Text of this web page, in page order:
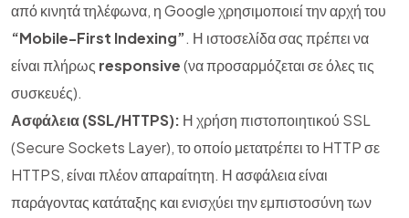
από κινητά τηλέφωνα, η Google χρησιμοποιεί την αρχή του
“Mobile-First Indexing”. Η ιστοσελίδα σας πρέπει να
είναι πλήρως responsive(να προσαρμόζεται σε όλες τις
συσκευές).
Ασφάλεια (SSL/HTTPS): Η χρήση πιστοποιητικού SSL
(Secure Sockets Layer), το οποίο μετατρέπει το HTTP σε
HTTPS, είναι πλέον απαραίτητη. Η ασφάλεια είναι
παράγοντας κατάταξης και ενισχύει την εμπιστοσύνη των